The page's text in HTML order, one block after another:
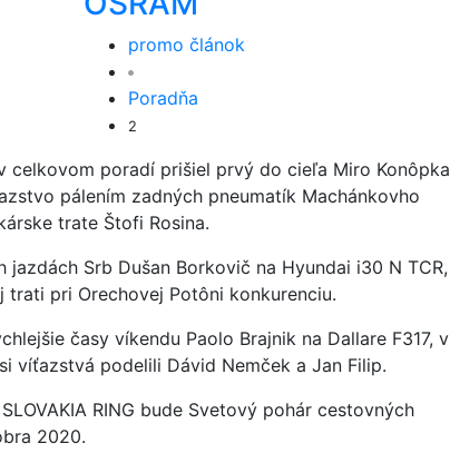
promo článok
Poradňa
2
celkovom poradí prišiel prvý do cieľa Miro Konôpka
pálením zadných pneumatík Machánkovho
trate Štofi Rosina.
Srb Dušan Borkovič na Hyundai i30 N TCR,
pri Orechovej Potôni konkurenciu.
časy víkendu Paolo Brajnik na Dallare F317, v
víťazstvá podelili Dávid Nemček a Jan Filip.
RING bude Svetový pohár cestovných
2020.